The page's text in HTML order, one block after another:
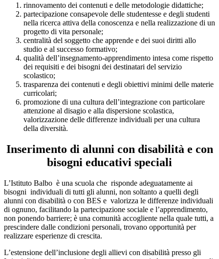
rinnovamento dei contenuti e delle metodologie didattiche;
partecipazione consapevole delle studentesse e degli studenti
nella ricerca attiva della conoscenza e nella realizzazione di un
progetto di vita personale;
centralità del soggetto che apprende e dei suoi diritti allo
studio e al successo formativo;
qualità dell’insegnamento-apprendimento intesa come rispetto
dei requisiti e dei bisogni dei destinatari del servizio
scolastico;
trasparenza dei contenuti e degli obiettivi minimi delle materie
curricolari;
promozione di una cultura dell’integrazione con particolare
attenzione al disagio e alla dispersione scolastica,
valorizzazione delle differenze individuali per una cultura
della diversità.
Inserimento di alunni con disabilità e con
bisogni educativi speciali
L’Istituto Balbo è una scuola che risponde adeguatamente ai
bisogni individuali di tutti gli alunni, non soltanto a quelli degli
alunni con disabilità o con BES e valorizza le differenze individuali
di ognuno, facilitando la partecipazione sociale e l’apprendimento,
non ponendo barriere; è una comunità accogliente nella quale tutti, a
prescindere dalle condizioni personali, trovano opportunità per
realizzare esperienze di crescita.
L’estensione dell’inclusione degli allievi con disabilità presso gli